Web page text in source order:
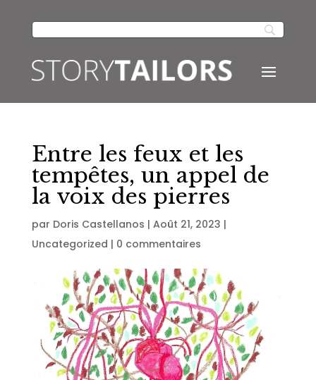
Entre les feux et les
tempêtes, un appel de
la voix des pierres
par Doris Castellanos | Août 21, 2023 |
Uncategorized | 0 commentaires